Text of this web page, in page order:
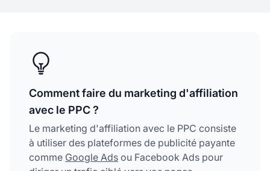
Comment faire du marketing d'affiliation
avec le PPC ?
Le marketing d'affiliation avec le PPC consiste
à utiliser des plateformes de publicité payante
comme Google Ads ou Facebook Ads pour